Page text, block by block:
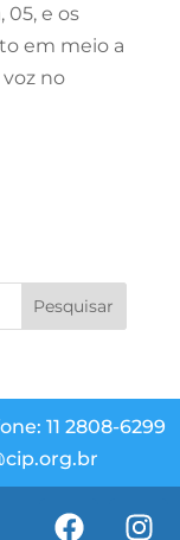
05, e os
em meio a
no
11 2808-6299